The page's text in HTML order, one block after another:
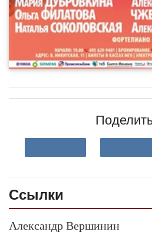
Ссылки
Александр Вершинин